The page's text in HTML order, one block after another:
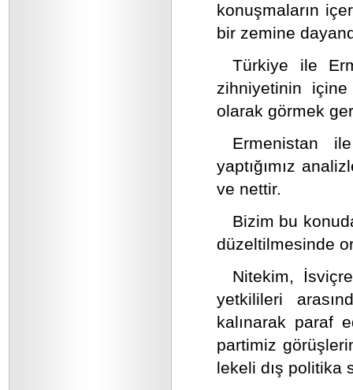
konuşmaların
bir zemine
Türkiye ile
zihniyetinin içine
olarak görmek
Ermenistan
yaptığımız
ve nettir.
Bizim bu
düzeltilmesinde
Nitekim,
yetkilileri
kalınarak paraf
partimiz
lekeli dış politika